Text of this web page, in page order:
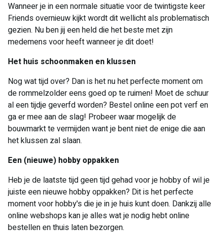
Wanneer je in een normale situatie voor de twintigste keer
Friends overnieuw kijkt wordt dit wellicht als problematisch
gezien. Nu ben jij een held die het beste met zijn
medemens voor heeft wanneer je dit doet!
Het huis schoonmaken en klussen
Nog wat tijd over? Dan is het nu het perfecte moment om
de rommelzolder eens goed op te ruimen! Moet de schuur
al een tijdje geverfd worden? Bestel online een pot verf en
ga er mee aan de slag! Probeer waar mogelijk de
bouwmarkt te vermijden want je bent niet de enige die aan
het klussen zal slaan.
Een (nieuwe) hobby oppakken
Heb je de laatste tijd geen tijd gehad voor je hobby of wil je
juiste een nieuwe hobby oppakken? Dit is het perfecte
moment voor hobby's die je in je huis kunt doen. Dankzij alle
online webshops kan je alles wat je nodig hebt online
bestellen en thuis laten bezorgen.